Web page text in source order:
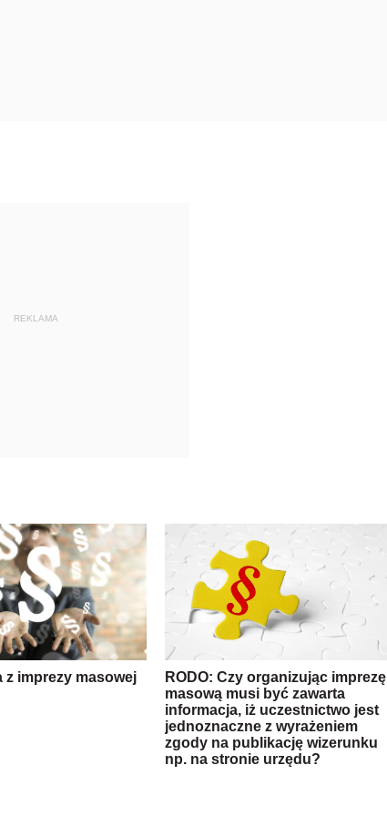
REKLAMA
z imprezy masowej
RODO: Czy organizując imprezę
masową musi być zawarta
informacja, iż uczestnictwo jest
jednoznaczne z wyrażeniem
zgody na publikację wizerunku
np. na stronie urzędu?